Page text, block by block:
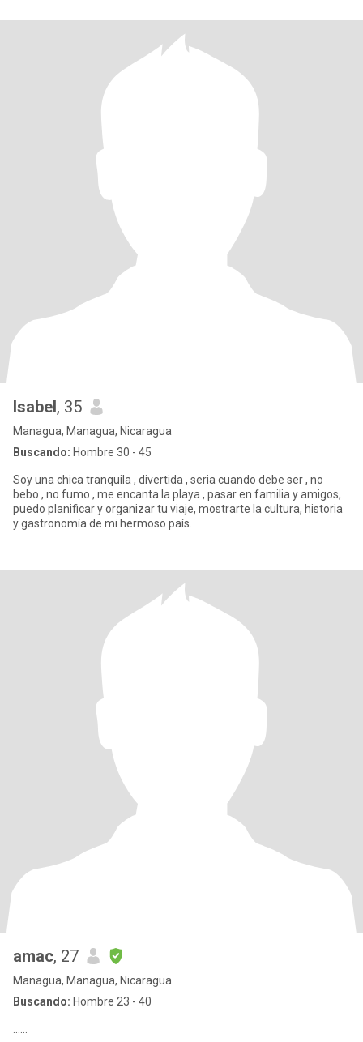
Isabel, 35
Managua, Managua, Nicaragua
Buscando: Hombre 30 - 45
Soy una chica tranquila , divertida , seria cuando debe ser , no
bebo , no fumo , me encanta la playa , pasar en familia y amigos,
puedo planificar y organizar tu viaje, mostrarte la cultura, historia
y gastronomía de mi hermoso país.
amac, 27
Managua, Managua, Nicaragua
Buscando: Hombre 23 - 40